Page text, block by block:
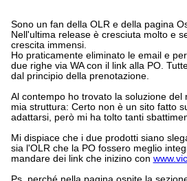
Sono un fan della OLR e della pagina
Nell'ultima release è cresciuta molto e
crescita immensi.
Ho praticamente eliminato le email e
due righe via WA con il link alla PO.
dal principio della prenotazione.
Al contempo ho trovato la soluzione del
mia struttura: Certo non è un sito fatto
adattarsi, però mi ha tolto tanti
Mi dispiace che i due prodotti siano
sia l'OLR che la PO fossero meglio
mandare dei link che inizino con